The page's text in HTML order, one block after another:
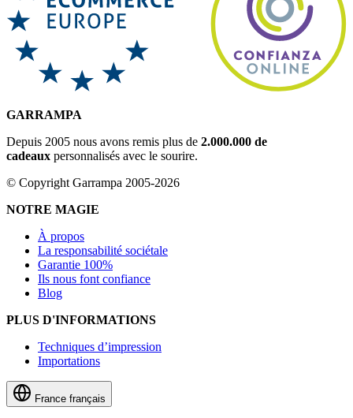
GARRAMPA
Depuis 2005 nous avons remis plus de 2.000.000 de
cadeaux personnalisés avec le sourire.
© Copyright Garrampa 2005-2026
NOTRE MAGIE
À propos
La responsabilité sociétale
Garantie 100%
Ils nous font confiance
Blog
PLUS D'INFORMATIONS
Techniques d’impression
Importations
France français